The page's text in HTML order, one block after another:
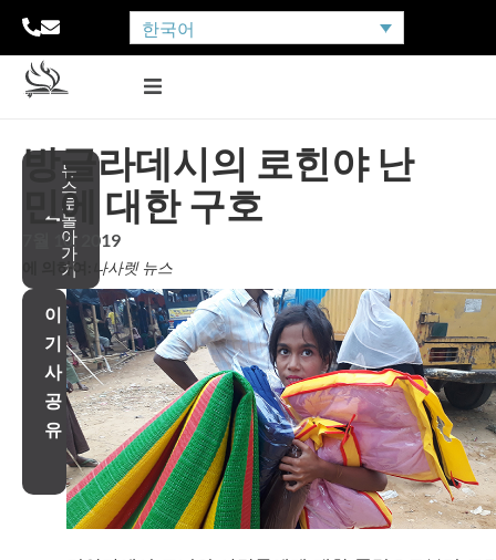
한국어
뉴
스
로
돌
아
가
기
방글라데시의 로힌야 난
민에 대한 구호
7월 10, 2019
에 의하여: 나사렛 뉴스
이
기
사
공
유